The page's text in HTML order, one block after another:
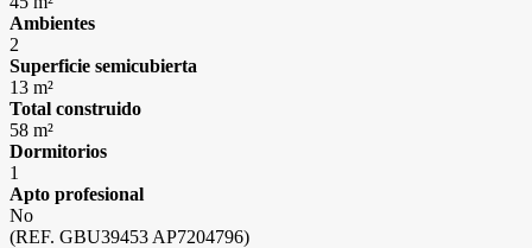
Ambientes
2
Superficie semicubierta
13 m²
Total construido
58 m²
Dormitorios
1
Apto profesional
No
(REF. GBU39453 AP7204796)